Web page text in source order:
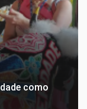
como